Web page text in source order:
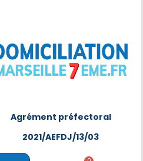
Agrément préfectoral
2021/AEFDJ/13/03